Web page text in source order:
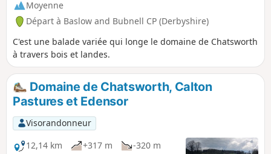
Moyenne
Départ à Baslow and Bubnell CP (Derbyshire)
C'est une balade variée qui longe le domaine de Chatsworth
à travers bois et landes.
Domaine de Chatsworth, Calton
Pastures et Edensor
Visorandonneur
12,14 km
+317 m
-320 m